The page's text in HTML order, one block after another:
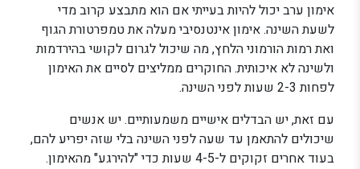
אימון ערב יכול להיות בעייתי אם הוא מתבצע קרוב מדי
לשעת השינה. אימון אינטנסיבי מעלה את טמפרטורת הגוף
ואת רמות הורמוני הלחץ, מה שיכול לגרום לקושי בהירדמות
ולשינה לא איכותית. החוקרים ממליצים לסיים את האימון
לפחות 2-3 שעות לפני השינה.
עם זאת, יש הבדלים אישיים משמעותיים. יש אנשים
שיכולים להתאמן עד שעה לפני השינה בלי שזה יפריע להם,
בעוד אחרים זקוקים ל-4-5 שעות כדי "להירגע" מהאימון.